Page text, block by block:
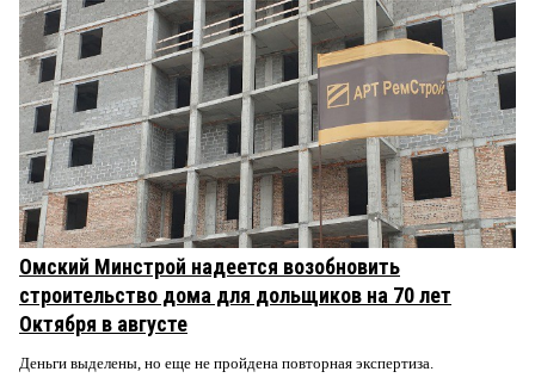
Омский Минстрой надеется возобновить
строительство дома для дольщиков на 70 лет
Октября в августе
Деньги выделены, но еще не пройдена повторная экспертиза.